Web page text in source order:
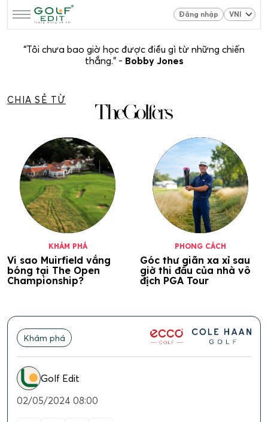
Đăng nhập
“Tôi chưa bao giờ học được điều gì từ những chiến
thắng.” - Bobby Jones
CHIA SẺ TỪ
KHÁM PHÁ
Vi sao Muirfield vắng
bóng tại The Open
Championship?
PHONG CÁCH
Góc thư giãn xa xỉ sau
giờ thi đấu của nhà vô
địch PGA Tour
Khám phá
Golf Edit
02/05/2024 08:00